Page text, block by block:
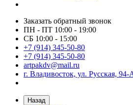
Заказать обратный звонок
ПН - ПТ 10:00 - 19:00
СБ 10:00 - 15:00
+7 (914) 345-50-80
+7 (914) 345-50-80
artpakdv@mail.ru
г. Владивосток, ул. Русская, 94-
Назад